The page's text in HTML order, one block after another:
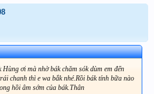
Hùng ơi mà nhờ bák chăm sók dùm em đến
chanh thì e wa bắk nhé.Rồi bák tính bữa nào
hồi âm sớm của bák.Thân